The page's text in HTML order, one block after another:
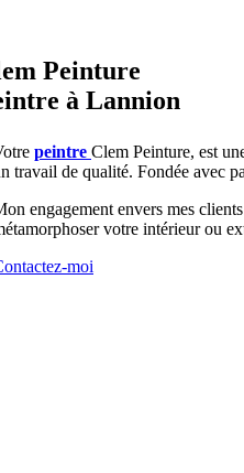
Peinture
à Lannion
peintre Clem Peinture, est
travail de qualité. Fondée avec
engagement envers mes
votre intérieur ou
moi